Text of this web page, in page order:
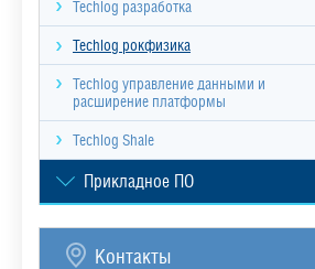
Techlog разработка
Techlog рокфизика
Techlog управление данными и
расширение платформы
Techlog Shale
Прикладное ПО
Контакты